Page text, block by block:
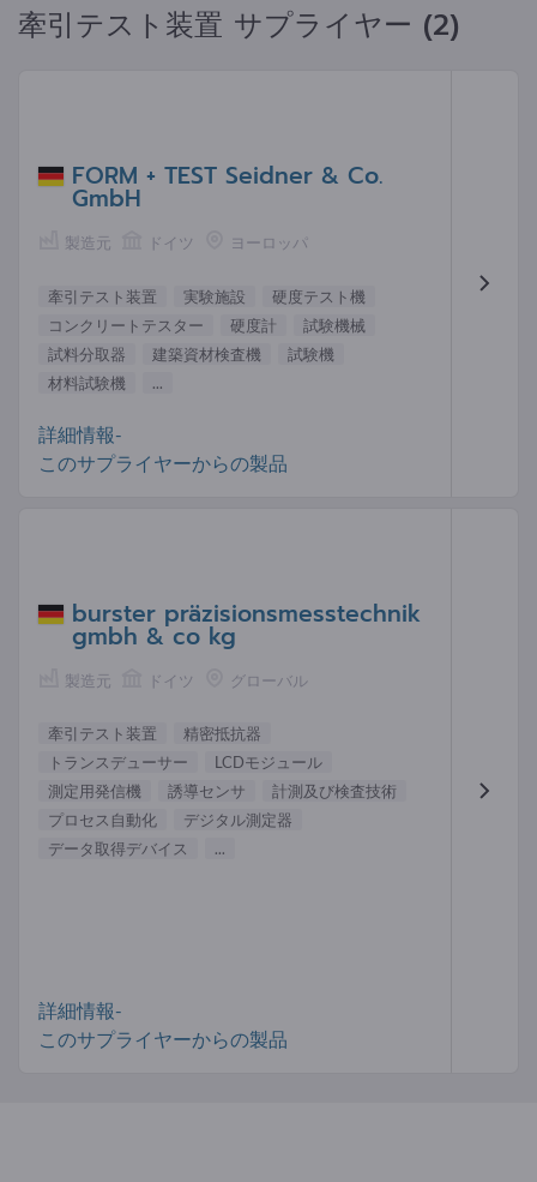
牽引テスト装置 サプライヤー (2)
FORM + TEST Seidner & Co.
GmbH
製造元 ドイツ ヨーロッパ
牽引テスト装置 実験施設
硬度テスト機
コンクリートテスター
硬度計
試験機械
試料分取器
建築資材検査機
試験機
材料試験機
...
詳細情報-
このサプライヤーからの製品
burster präzisionsmesstechnik
gmbh & co kg
製造元 ドイツ グローバル
牽引テスト装置
精密抵抗器
トランスデューサー
LCDモジュール
測定用発信機
誘導センサ
計測及び検査技術
プロセス自動化
デジタル測定器
データ取得デバイス
...
詳細情報-
このサプライヤーからの製品